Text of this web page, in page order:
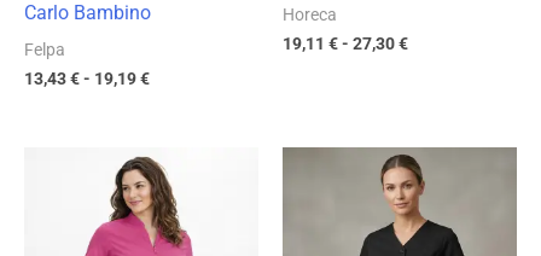
Carlo Bambino
Felpa
13,43€- 19,19€
Horeca
19,11 €- 27,30€
Fascia
di
prezzo:
da
11,01 €
Fascia
di
prezzo:
da
11,01 €